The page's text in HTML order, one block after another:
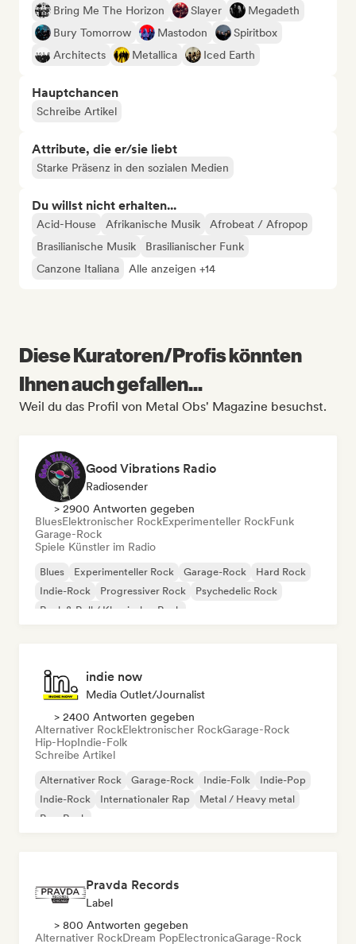
Bring Me The Horizon Slayer
Megadeth
Bury Tomorrow
Mastodon
Spiritbox
Architects
Metallica Iced Earth
Hauptchancen
Schreibe Artikel
Attribute, die er/sie liebt
Starke Präsenz in den sozialen Medien
Du willst nicht erhalten...
Acid-House Afrikanische Musik
Afrobeat / Afropop
Brasilianische Musik
Brasilianischer Funk
Canzone Italiana
Alle anzeigen +14
Diese Kuratoren/Profis könnten
Ihnen auch gefallen...
Weil du das Profil von Metal Obs' Magazine besuchst.
Good Vibrations Radio
Radiosender
> 2900 Antworten gegeben
BluesElektronischer RockExperimenteller RockFunk
Garage-Rock
Spiele Künstler im Radio
Blues Experimenteller Rock Garage-Rock
Hard Rock
Indie-Rock
Progressiver Rock
Psychedelic Rock
Rock & Roll / Klassischer Rock
indie now
Media Outlet/Journalist
> 2400 Antworten gegeben
Alternativer RockElektronischer RockGarage-Rock
Hip-HopIndie-Folk
Schreibe Artikel
Alternativer Rock Garage-Rock Indie-Folk
Indie-Pop
Indie-Rock
Internationaler Rap
Metal / Heavy metal
Pop-Rock
Pravda Records
Label
> 800 Antworten gegeben
Alternativer RockDream PopElectronicaGarage-Rock